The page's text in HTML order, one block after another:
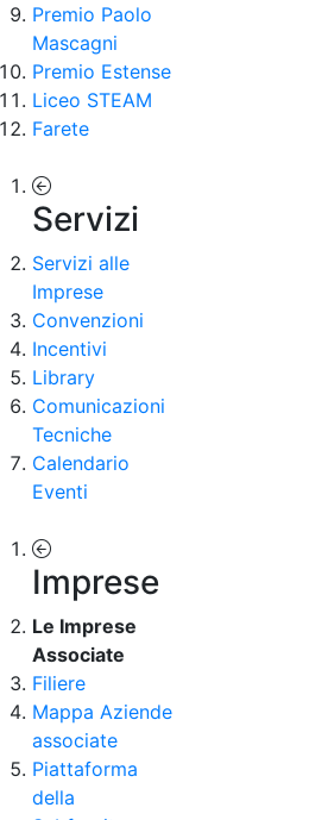
Premio Paolo
Mascagni
Premio Estense
Liceo STEAM
Farete
Servizi
Servizi alle
Imprese
Convenzioni
Incentivi
Library
Comunicazioni
Tecniche
Calendario
Eventi
Imprese
Le Imprese
Associate
Filiere
Mappa Aziende
associate
Piattaforma
della